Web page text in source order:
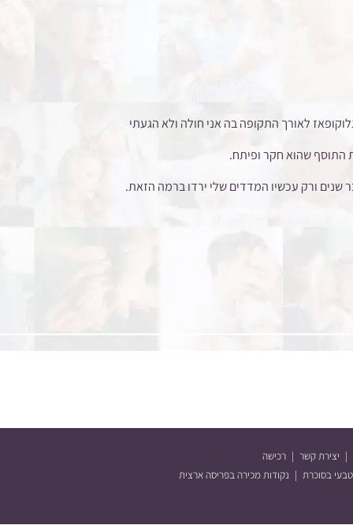
גלוקופאז לאורך התקופה בה אני חולה ולא הגעתי
התוסף שהוא חקר ופיתח.
שנים ורק עכשיו המדדים שלי ירדו ברמה הזאת.
יצירת קשר
רכישה
בסוכרת
נקודות מכירה בפריסה ארצית